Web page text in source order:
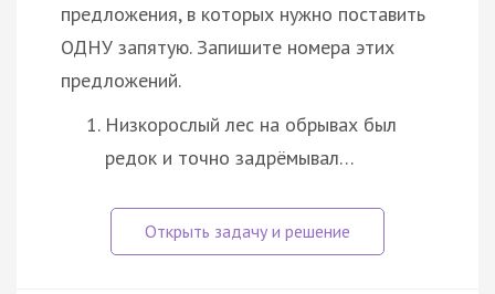
предложения, в которых нужно поставить
ОДНУ запятую. Запишите номера этих
предложений.
Низкорослый лес на обрывах был
редок и точно задрёмывал…